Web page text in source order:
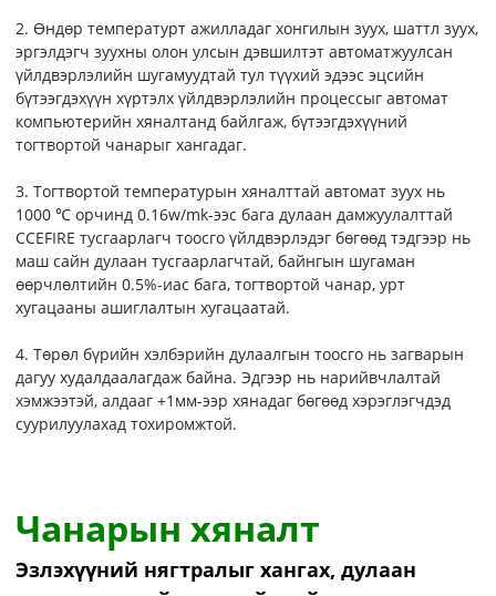
2. Өндөр температурт ажилладаг хонгилын зуух, шаттл зуух,
эргэлдэгч зуухны олон улсын дэвшилтэт автоматжуулсан
үйлдвэрлэлийн шугамуудтай тул түүхий эдээс эцсийн
бүтээгдэхүүн хүртэлх үйлдвэрлэлийн процессыг автомат
компьютерийн хяналтанд байлгаж, бүтээгдэхүүний
тогтвортой чанарыг хангадаг.
3. Тогтвортой температурын хяналттай автомат зуух нь
1000 ℃ орчинд 0.16w/mk-ээс бага дулаан дамжуулалттай
CCEFIRE тусгаарлагч тоосго үйлдвэрлэдэг бөгөөд тэдгээр нь
маш сайн дулаан тусгаарлагчтай, байнгын шугаман
өөрчлөлтийн 0.5%-иас бага, тогтвортой чанар, урт
хугацааны ашиглалтын хугацаатай.
4. Төрөл бүрийн хэлбэрийн дулаалгын тоосго нь загварын
дагуу худалдаалагдаж байна. Эдгээр нь нарийвчлалтай
хэмжээтэй, алдааг +1мм-ээр хянадаг бөгөөд хэрэглэгчдэд
суурилуулахад тохиромжтой.
Чанарын хяналт
Эзлэхүүний нягтралыг хангах, дулаан